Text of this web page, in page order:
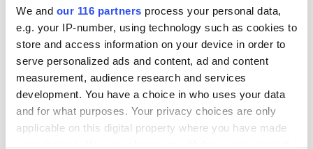
We and our 116 partners process your personal data,
e.g. your IP-number, using technology such as cookies to
store and access information on your device in order to
serve personalized ads and content, ad and content
measurement, audience research and services
development. You have a choice in who uses your data
and for what purposes. Your privacy choices are only
applicable on this digital property where you have made
*Moms (6 %) ingår i alla priser.